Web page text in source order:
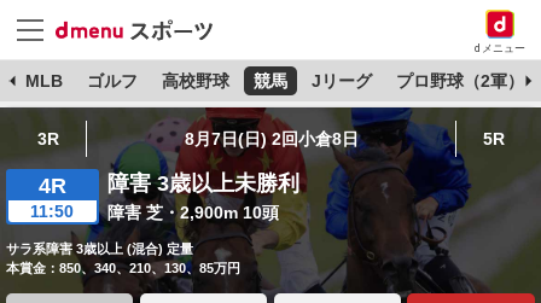
dメニュー
MLB ゴルフ 高校野球 競馬 Jリーグ プロ野球（2軍）
3R 8月7日(日) 2回小倉8日 5R
4R
11:50
障害 3歳以上未勝利
障害 芝・2,900m 10頭
サラ系障害 3歳以上 (混合) 定量
本賞金：850、340、210、130、85万円